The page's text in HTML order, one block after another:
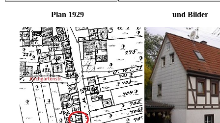
Plan 1929 und Bilder